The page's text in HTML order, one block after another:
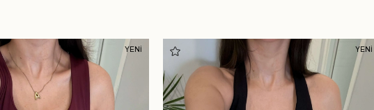
YENİ YENİ